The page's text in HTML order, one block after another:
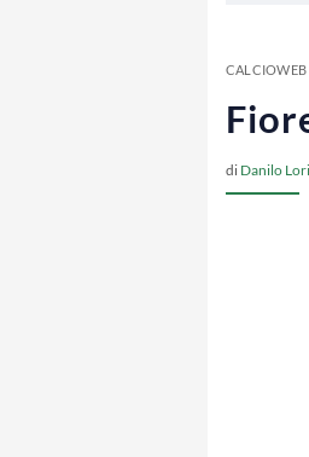
CALCIOWEB
di Danilo